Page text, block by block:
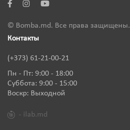
© Bomba.md. Все права защищены.
Контакты
(+373) 61-21-00-21
Пн - Пт: 9:00 - 18:00
Суббота: 9:00 - 15:00
Воскр: Выходной
- ilab.md